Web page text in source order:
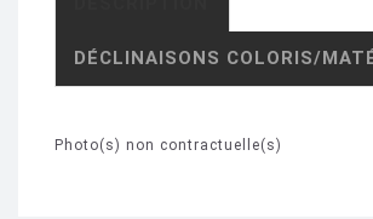
DÉCLINAISONS COLORIS/
Photo(s) non contractuelle(s)